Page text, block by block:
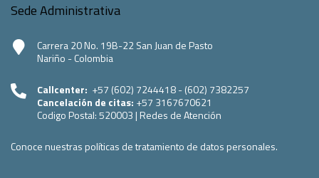
Sede Administrativa
Carrera 20 No. 19B-22 San Juan de Pasto
Nariño - Colombia
Callcenter: +57 (602) 7244418 - (602) 7382257
Cancelación de citas: +57 3167670621
Codigo Postal:520003 | Redes de Atención
Conoce nuestras políticas de tratamiento de datos personales.